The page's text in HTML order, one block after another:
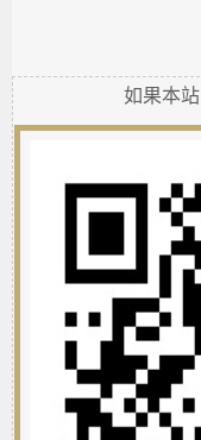
如果本